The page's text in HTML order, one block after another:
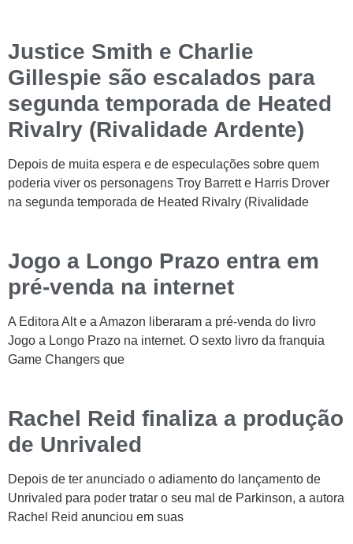
Justice Smith e Charlie
Gillespie são escalados para
segunda temporada de Heated
Rivalry (Rivalidade Ardente)
Depois de muita espera e de especulações sobre quem
poderia viver os personagens Troy Barrett e Harris Drover
na segunda temporada de Heated Rivalry (Rivalidade
Jogo a Longo Prazo entra em
pré-venda na internet
A Editora Alt e a Amazon liberaram a pré-venda do livro
Jogo a Longo Prazo na internet. O sexto livro da franquia
Game Changers que
Rachel Reid finaliza a produção
de Unrivaled
Depois de ter anunciado o adiamento do lançamento de
Unrivaled para poder tratar o seu mal de Parkinson, a autora
Rachel Reid anunciou em suas